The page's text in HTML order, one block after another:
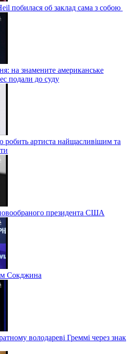
побилася об заклад сама з собою
на знамените американське
подали до суду
артиста найщасливішим та
президента США
Сокджина
володареві Греммі через знак